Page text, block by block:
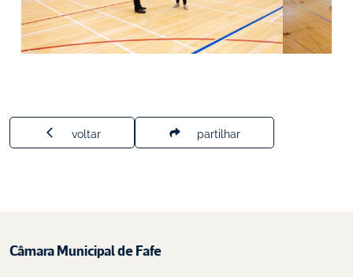
voltar partilhar
Câmara Municipal de Fafe